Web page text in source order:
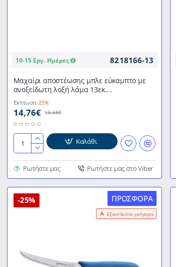
10-15 Εργ. Ημέρες 8218166-13
Μαχαίρι αποστέωσης μπλε εύκαμπτο με
ανοξείδωτη λοξή λάμα 13εκ.
επαγγελματικό ExpertGrip 2K DICK
Έκπτωση-25%
14,76€ 19,68€
Μαχαίρι
μπλε
εύκαμπτο
με
ανοξείδωτη
λοξή
Καλάθι
Ρωτήστε μας Ρωτήστε μας στο Viber
ΠΡΟΣΦΟΡΆ
Εξαντλείται γρήγορα
-25%